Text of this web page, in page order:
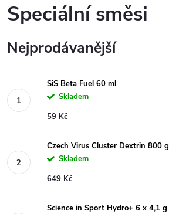
Speciální směsi
Nejprodávanější
SiS Beta Fuel 60 ml
Skladem
59 Kč
Czech Virus Cluster Dextrin 800 g
Skladem
649 Kč
Science in Sport Hydro+ 6 x 4,1 g